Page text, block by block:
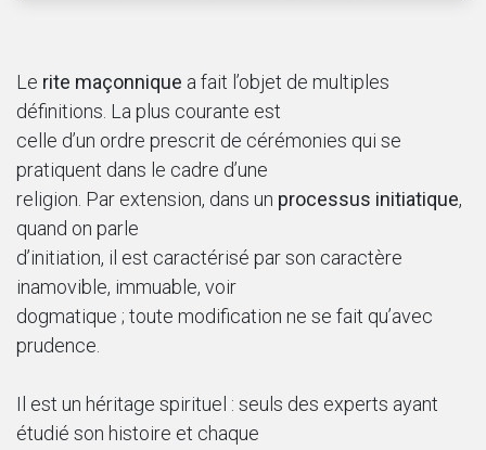
Le rite maçonnique a fait l’objet de multiples
définitions. La plus courante est
celle d’un ordre prescrit de cérémonies qui se
pratiquent dans le cadre d’une
religion. Par extension, dans un processus initiatique,
quand on parle
d’initiation, il est caractérisé par son caractère
inamovible, immuable, voir
dogmatique ; toute modification ne se fait qu’avec
prudence.
Il est un héritage spirituel : seuls des experts ayant
étudié son histoire et chaque